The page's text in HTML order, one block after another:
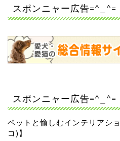
スポンニャー広告=^_^=
スポンニャー広告=^_^=
ペットと愉しむインテリアシ
コ)】